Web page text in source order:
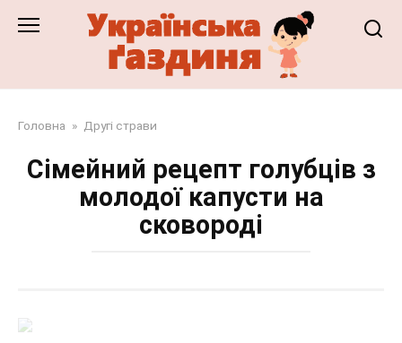
Головна » Другі страви
Сімейний рецепт голубців з
молодої капусти на
сковороді